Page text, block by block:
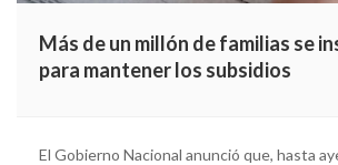
Más de un millón de familias se
para mantener los subsidios
El Gobierno Nacional anunció que, hasta